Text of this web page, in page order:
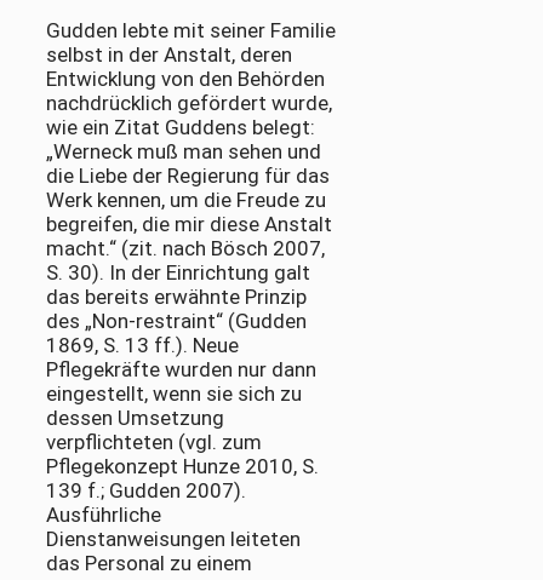
Gudden lebte mit seiner Familie
selbst in der Anstalt, deren
Entwicklung von den Behörden
nachdrücklich gefördert wurde,
wie ein Zitat Guddens belegt:
„Werneck muß man sehen und
die Liebe der Regierung für das
Werk kennen, um die Freude zu
begreifen, die mir diese Anstalt
macht.“ (zit. nach Bösch 2007,
S. 30). In der Einrichtung galt
das bereits erwähnte Prinzip
des „Non-restraint“ (Gudden
1869, S. 13 ff.). Neue
Pflegekräfte wurden nur dann
eingestellt, wenn sie sich zu
dessen Umsetzung
verpflichteten (vgl. zum
Pflegekonzept Hunze 2010, S.
139 f.; Gudden 2007).
Ausführliche
Dienstanweisungen leiteten
das Personal zu einem